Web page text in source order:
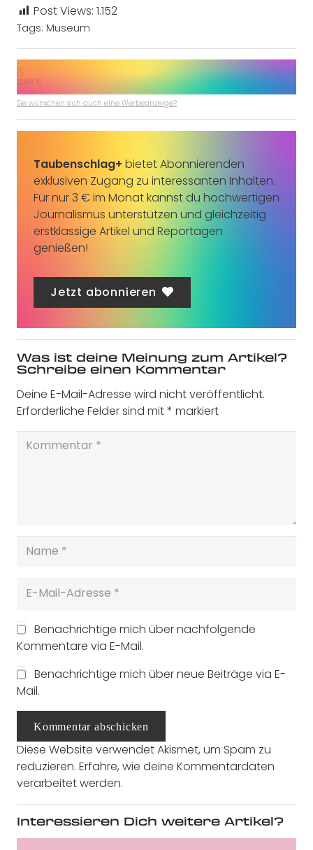
Post Views: 1.152
Tags: Museum
Sie wünschen sich auch eine Werbeanzeige?
Taubenschlag+ bietet Abonnierenden
exklusiven Zugang zu interessanten Inhalten.
Für nur 3 € im Monat kannst du hochwertigen
Journalismus unterstützen und gleichzeitig
erstklassige Artikel und Reportagen
genießen!
Jetzt abonnieren
Was ist deine Meinung zum Artikel?
Schreibe einen Kommentar
Deine E-Mail-Adresse wird nicht veröffentlicht.
Erforderliche Felder sind mit* markiert
Benachrichtige mich über nachfolgende
Kommentare via E-Mail.
Benachrichtige mich über neue Beiträge via E-
Mail.
Kommentar abschicken
Diese Website verwendet Akismet, um Spam zu
reduzieren. Erfahre, wie deine Kommentardaten
verarbeitet werden.
Interessieren Dich weitere Artikel?